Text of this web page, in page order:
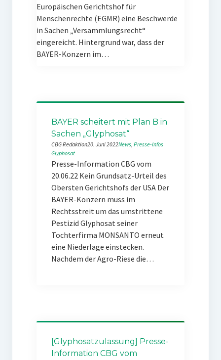
Europäischen Gerichtshof für
Menschenrechte (EGMR) eine Beschwerde
in Sachen „Versammlungsrecht“
eingereicht. Hintergrund war, dass der
BAYER-Konzern im…
BAYER scheitert mit Plan B in
Sachen „Glyphosat“
CBG Redaktion20. Juni 2022News, Presse-Infos
Glyphosat
Presse-Information CBG vom
20.06.22 Kein Grundsatz-Urteil des
Obersten Gerichtshofs der USA Der
BAYER-Konzern muss im
Rechtsstreit um das umstrittene
Pestizid Glyphosat seiner
Tochterfirma MONSANTO erneut
eine Niederlage einstecken.
Nachdem der Agro-Riese die…
[Glyphosatzulassung] Presse-
Information CBG vom